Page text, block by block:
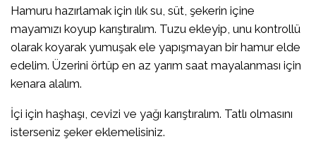
Hamuru hazırlamak için ılık su, süt, şekerin içine
mayamızı koyup karıştıralım. Tuzu ekleyip, unu kontrollü
olarak koyarak yumuşak ele yapışmayan bir hamur elde
edelim. Üzerini örtüp en az yarım saat mayalanması için
kenara alalım.
İçi için haşhaşı, cevizi ve yağı karıştıralım. Tatlı olmasını
isterseniz şeker eklemelisiniz.